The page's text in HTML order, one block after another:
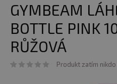
GYMBEAM
BOTTLE PINK
RŮŽOVÁ
Produkt zatím